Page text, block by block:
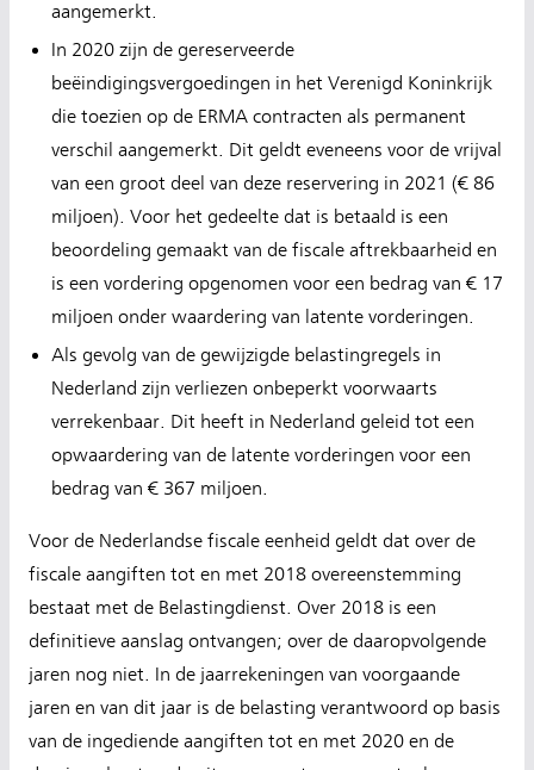
aangemerkt.
In 2020 zijn de gereserveerde
beëindigingsvergoedingen in het Verenigd Koninkrijk
die toezien op de ERMA contracten als permanent
verschil aangemerkt. Dit geldt eveneens voor de vrijval
van een groot deel van deze reservering in 2021 (€ 86
miljoen). Voor het gedeelte dat is betaald is een
beoordeling gemaakt van de fiscale aftrekbaarheid en
is een vordering opgenomen voor een bedrag van € 17
miljoen onder waardering van latente vorderingen.
Als gevolg van de gewijzigde belastingregels in
Nederland zijn verliezen onbeperkt voorwaarts
verrekenbaar. Dit heeft in Nederland geleid tot een
opwaardering van de latente vorderingen voor een
bedrag van € 367 miljoen.
Voor de Nederlandse fiscale eenheid geldt dat over de
fiscale aangiften tot en met 2018 overeenstemming
bestaat met de Belastingdienst. Over 2018 is een
definitieve aanslag ontvangen; over de daaropvolgende
jaren nog niet. In de jaarrekeningen van voorgaande
jaren en van dit jaar is de belasting verantwoord op basis
van de ingediende aangiften tot en met 2020 en de